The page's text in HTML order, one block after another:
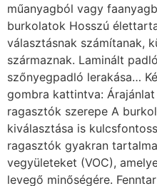
műanyagból vagy
burkolatok Hosszú
választásnak számítanak,
származnak. Laminált
szőnyegpadló lerakása…
gombra kattintva:
ragasztók szerepe A
kiválasztása is
ragasztók gyakran
vegyületeket (VOC),
levegő minőségére.